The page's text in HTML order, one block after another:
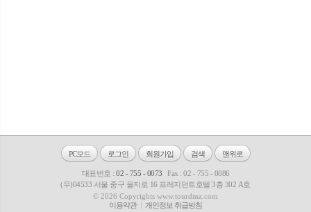
PC모드 로그인 회원가입 검색 맨위로
대표번호 : 02 - 755 - 0073
Fax : 02 - 755 - 0086
(우)04533 서울 중구 을지로 16 프레지던트호텔 3층 302 A호
© 2026 Copyrights www.tourdmz.com
이용약관
개인정보 취급방침